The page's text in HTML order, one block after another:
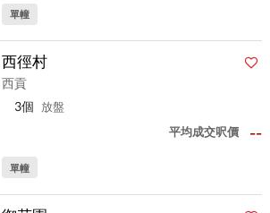
單幢
西徑村
西貢
3個
放盤
平均成交呎價
--
單幢